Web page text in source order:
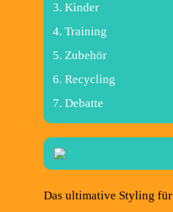
Kinder
Training
Zubehör
Recycling
Debatte
Das ultimative Styling für